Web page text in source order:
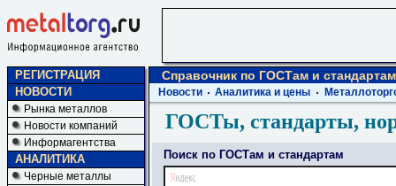
РЕГИСТРАЦИЯ
НОВОСТИ
Рынка металлов
Новости компаний
Информагентства
АНАЛИТИКА
Черные металлы
Справочник по ГОСТам и стандартам
Новости Аналитика и цены
ГОСТы, стандарты,
Поиск по ГОСТам и стандартам